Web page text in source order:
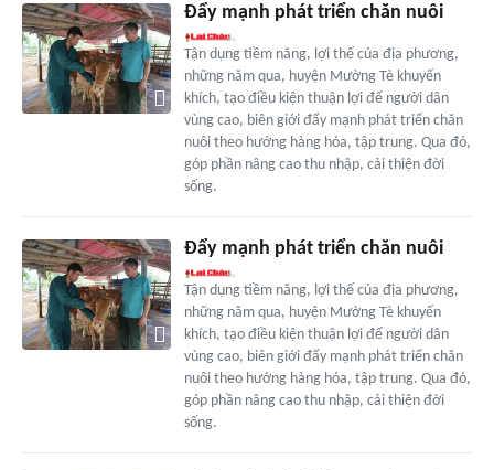
Đẩy mạnh phát triển chăn nuôi
Tận dụng tiềm năng, lợi thế của địa phương,
những năm qua, huyện Mường Tè khuyến
khích, tạo điều kiện thuận lợi để người dân
vùng cao, biên giới đẩy mạnh phát triển chăn
nuôi theo hướng hàng hóa, tập trung. Qua đó,
góp phần nâng cao thu nhập, cải thiện đời
sống.
Đẩy mạnh phát triển chăn nuôi
Tận dụng tiềm năng, lợi thế của địa phương,
những năm qua, huyện Mường Tè khuyến
khích, tạo điều kiện thuận lợi để người dân
vùng cao, biên giới đẩy mạnh phát triển chăn
nuôi theo hướng hàng hóa, tập trung. Qua đó,
góp phần nâng cao thu nhập, cải thiện đời
sống.